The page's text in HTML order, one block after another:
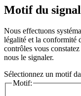
Motif du
Nous effectuons
légalité et la conformité
contrôles vous
nous le signaler.
Sélectionnez un motif
Motif: